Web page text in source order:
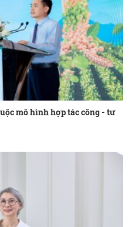
mô hình hợp tác công - tư